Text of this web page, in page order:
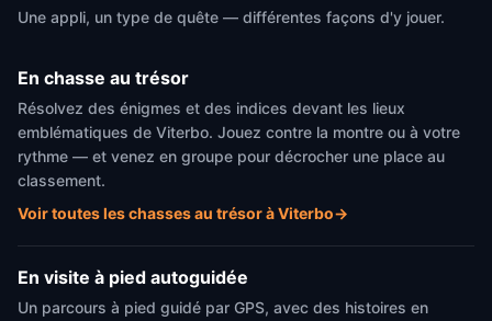
Une appli, un type de quête — différentes façons d'y jouer.
En chasse au trésor
Résolvez des énigmes et des indices devant les lieux
emblématiques de Viterbo. Jouez contre la montre ou à votre
rythme — et venez en groupe pour décrocher une place au
classement.
Voir toutes les chasses au trésor à Viterbo→
En visite à pied autoguidée
Un parcours à pied guidé par GPS, avec des histoires en